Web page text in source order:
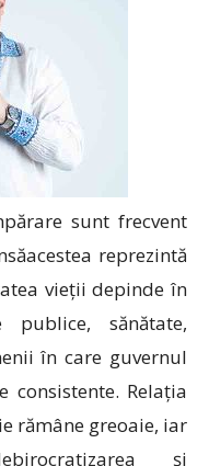
sunt frecvent
reprezintă
vieții depinde în
sănătate,
în care guvernul
consistente. Relația
rămâne greoaie, iar
și